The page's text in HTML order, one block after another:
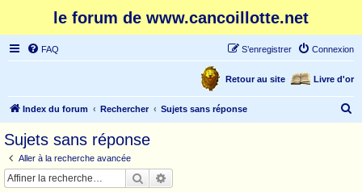
le forum de www.cancoillotte.net
FAQ Connexion
S’enregistrer
Livre d'or
Retour au site
Index du forum Rechercher Sujets sans réponse
Sujets sans réponse
Aller à la recherche avancée
Rechercher